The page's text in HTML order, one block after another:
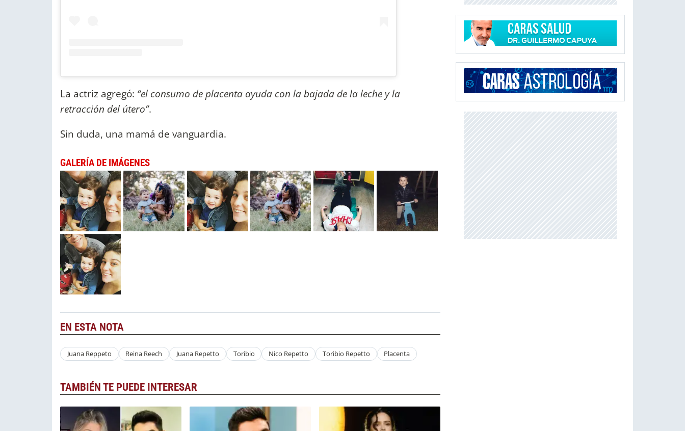
La actriz agregó: “el consumo de placenta ayuda con la bajada de la leche y la
retracción del útero”.
Sin duda, una mamá de vanguardia.
GALERÍA DE IMÁGENES
EN ESTA NOTA
Juana Reppeto Reina Reech Juana Repetto Toribio Nico Repetto Toribio Repetto Placenta
TAMBIÉN TE PUEDE INTERESAR